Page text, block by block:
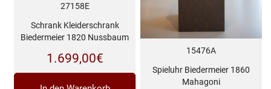
27158E
Schrank Kleiderschrank
Biedermeier 1820 Nussbaum
1.699,00€
15476A
Spieluhr Biedermeier 1860
Mahagoni